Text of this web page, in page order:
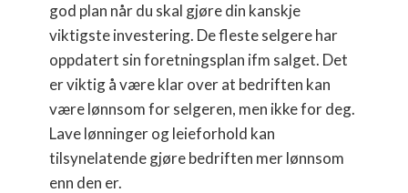
god plan når du skal gjøre din kanskje
viktigste investering. De fleste selgere har
oppdatert sin foretningsplan ifm salget. Det
er viktig å være klar over at bedriften kan
være lønnsom for selgeren, men ikke for deg.
Lave lønninger og leieforhold kan
tilsynelatende gjøre bedriften mer lønnsom
enn den er.